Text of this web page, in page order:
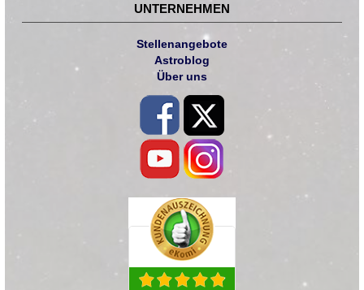
UNTERNEHMEN
Stellenangebote
Astroblog
Über uns